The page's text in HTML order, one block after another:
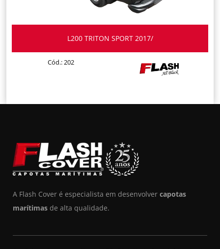
L200 TRITON SPORT 2017/
Cód.: 202
A Flash Cover é especialista em desenvolver capotas
marítimas de alta qualidade.